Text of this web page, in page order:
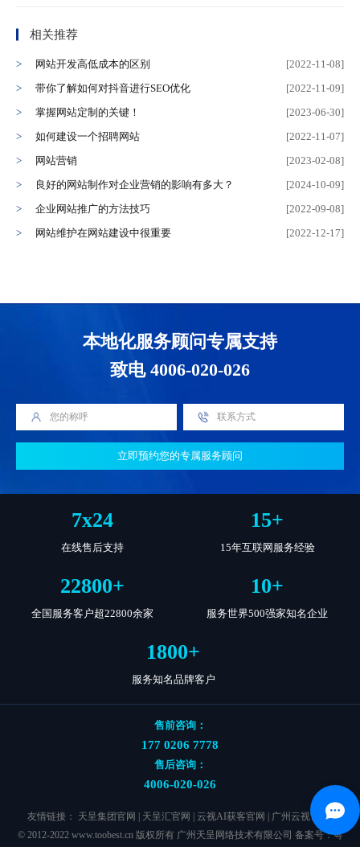
相关推荐
网站开发高低成本的区别
[2022-11-08]
带你了解如何对抖音进行SEO优化
[2022-11-09]
掌握网站定制的关键！
[2023-06-30]
如何建设一个招聘网站
[2022-11-07]
网站营销
[2023-02-08]
良好的网站制作对企业营销的影响有多大？
[2024-10-09]
企业网站推广的方法技巧
[2022-09-08]
网站维护在网站建设中很重要
[2022-12-17]
本地化服务顾问专属支持
致电 4006-020-026
立即预约您的专属服务顾问
7x24
在线售后支持
15+
15年互联网服务经验
22800+
全国服务客户超22800余家
10+
服务世界500强家知名企业
1800+
服务知名品牌客户
友情链接： 天呈集团官网 天呈汇官网 云视AI获客官网 广州云视官网|
© 2012-2022 www.toobest.cn 版权所有 广州天呈网络技术有限公司 备案号：粤
售前咨询：
177 0206 7778
售后咨询：
4006-020-026